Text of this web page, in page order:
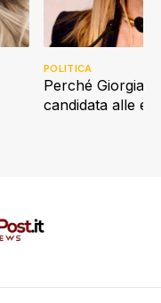
Perché Giorgia
candidata alle
POLITICA